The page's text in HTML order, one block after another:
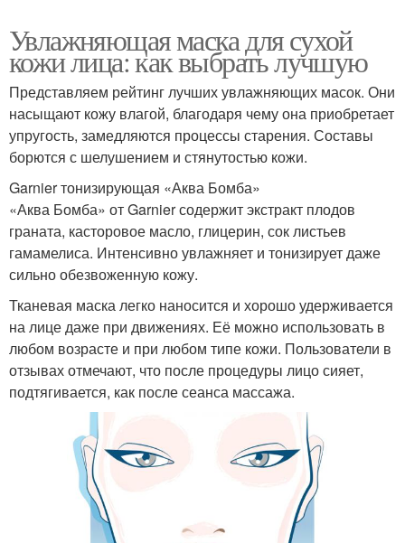
Увлажняющая маска для сухой
кожи лица: как выбрать лучшую
Представляем рейтинг лучших увлажняющих масок. Они
насыщают кожу влагой, благодаря чему она приобретает
упругость, замедляются процессы старения. Составы
борются с шелушением и стянутостью кожи.
Garnier тонизирующая «Аква Бомба»
«Аква Бомба» от Garnier содержит экстракт плодов
граната, касторовое масло, глицерин, сок листьев
гамамелиса. Интенсивно увлажняет и тонизирует даже
сильно обезвоженную кожу.
Тканевая маска легко наносится и хорошо удерживается
на лице даже при движениях. Её можно использовать в
любом возрасте и при любом типе кожи. Пользователи в
отзывах отмечают, что после процедуры лицо сияет,
подтягивается, как после сеанса массажа.